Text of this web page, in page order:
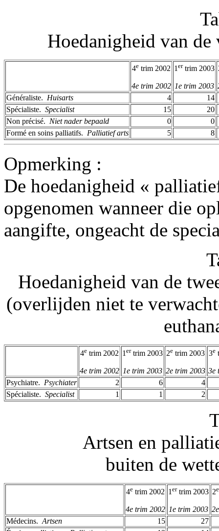
Hoedanigheid van de
4e trim 2002
4e trim 2002
1 ertrim 2003
1e trim 2003
Généraliste. ­ Huisarts 4
14
Spécialiste. ­ Specialist 15
20
Non précisé. ­ Niet nader bepaald 0
0
Formé en soins palliatifs. ­ Palliatief arts 5 8
Opmerking :
De hoedanigheid «
opgenomen wanneer die
aangifte, ongeacht de
Hoedanigheid van de
(overlijden niet te
4e trim 2002
4e trim 2002
1 ertrim 2003
1e trim 2003
2e trim 2003
2e trim 2003
3e
3e
Psychiatre. ­ Psychiater 2 6
4
Spécialiste. ­ Specialist 1 1 2
Artsen en
buiten de
4e trim 2002
4e trim 2002
1 ertrim 2003
1e trim 2003
2e
Médecins. ­ Artsen 15
27